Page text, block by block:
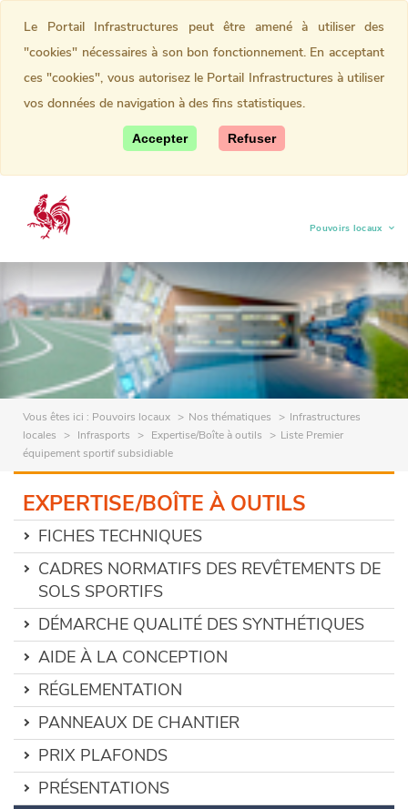
Pouvoirs locaux
(current)
Vous êtes ici : Pouvoirs locaux Nos thématiques
Infrastructures
locales
Infrasports Expertise/Boîte à outils
Liste Premier
équipement sportif subsidiable
EXPERTISE/BOÎTE À OUTILS
FICHES TECHNIQUES
CADRES NORMATIFS DES REVÊTEMENTS DE
SOLS SPORTIFS
DÉMARCHE QUALITÉ DES SYNTHÉTIQUES
AIDE À LA CONCEPTION
RÉGLEMENTATION
PANNEAUX DE CHANTIER
PRIX PLAFONDS
PRÉSENTATIONS
Le Portail Infrastructures peut être amené à utiliser des
"cookies" nécessaires à son bon fonctionnement. En acceptant
ces "cookies", vous autorisez le Portail Infrastructures à utiliser
vos données de navigation à des fins statistiques.
Accepter Refuser